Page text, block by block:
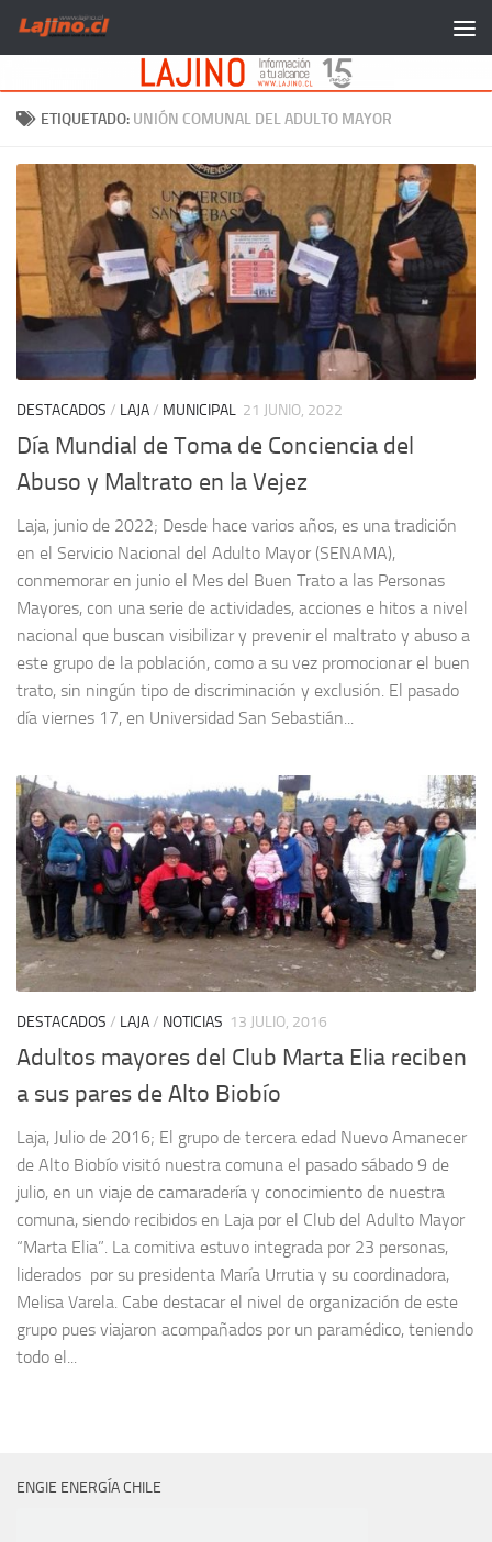
Saltar al contenido
ETIQUETADO: UNIÓN COMUNAL DEL ADULTO MAYOR
DESTACADOS / LAJA/ MUNICIPAL 21 JUNIO, 2022
Día Mundial de Toma de Conciencia del
Abuso y Maltrato en la Vejez
Laja, junio de 2022; Desde hace varios años, es una tradición
en el Servicio Nacional del Adulto Mayor (SENAMA),
conmemorar en junio el Mes del Buen Trato a las Personas
Mayores, con una serie de actividades, acciones e hitos a nivel
nacional que buscan visibilizar y prevenir el maltrato y abuso a
este grupo de la población, como a su vez promocionar el buen
trato, sin ningún tipo de discriminación y exclusión. El pasado
día viernes 17, en Universidad San Sebastián...
DESTACADOS / LAJA/ NOTICIAS 13 JULIO, 2016
Adultos mayores del Club Marta Elia reciben
a sus pares de Alto Biobío
Laja, Julio de 2016; El grupo de tercera edad Nuevo Amanecer
de Alto Biobío visitó nuestra comuna el pasado sábado 9 de
julio, en un viaje de camaradería y conocimiento de nuestra
comuna, siendo recibidos en Laja por el Club del Adulto Mayor
“Marta Elia”. La comitiva estuvo integrada por 23 personas,
liderados por su presidenta María Urrutia y su coordinadora,
Melisa Varela. Cabe destacar el nivel de organización de este
grupo pues viajaron acompañados por un paramédico, teniendo
todo el...
ENGIE ENERGÍA CHILE